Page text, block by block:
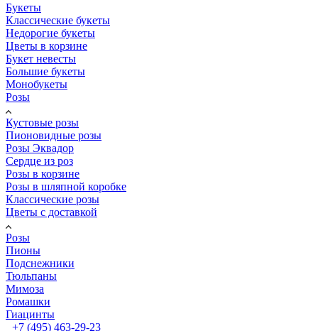
Букеты
Классические букеты
Недорогие букеты
Цветы в корзине
Букет невесты
Большие букеты
Монобукеты
Розы
Кустовые розы
Пионовидные розы
Розы Эквадор
Сердце из роз
Розы в корзине
Розы в шляпной коробке
Классические розы
Цветы с доставкой
Розы
Пионы
Подснежники
Тюльпаны
Мимоза
Ромашки
Гиацинты
+7 (495) 463-29-23